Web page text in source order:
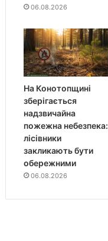
06.08.2026
На Конотопщині
зберігається
надзвичайна
пожежна небезпека:
лісівники
закликають бути
обережними
06.08.2026